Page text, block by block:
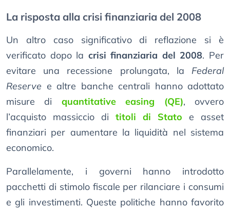
La risposta alla crisi finanziaria del 2008
Un altro caso significativo di reflazione si è
verificato dopo la crisi finanziaria del 2008. Per
evitare una recessione prolungata, la Federal
Reserve e altre banche centrali hanno adottato
misure di quantitative easing (QE), ovvero
l’acquisto massiccio di titoli di Stato e asset
finanziari per aumentare la liquidità nel sistema
economico.
Parallelamente, i governi hanno introdotto
pacchetti di stimolo fiscale per rilanciare i consumi
e gli investimenti. Queste politiche hanno favorito